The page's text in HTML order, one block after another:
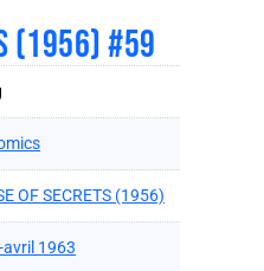
(1956) #59
OF SECRETS (1956)
avril 1963